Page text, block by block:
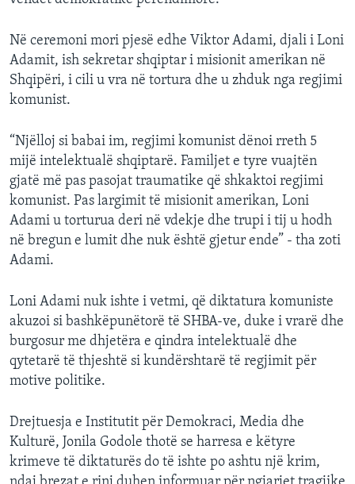
Në ceremoni mori pjesë edhe Viktor Adami, djali i Loni
Adamit, ish sekretar shqiptar i misionit amerikan në
Shqipëri, i cili u vra në tortura dhe u zhduk nga regjimi
komunist.
“Njëlloj si babai im, regjimi komunist dënoi rreth 5
mijë intelektualë shqiptarë. Familjet e tyre vuajtën
gjatë më pas pasojat traumatike që shkaktoi regjimi
komunist. Pas largimit të misionit amerikan, Loni
Adami u torturua deri në vdekje dhe trupi i tij u hodh
në bregun e lumit dhe nuk është gjetur ende” - tha zoti
Adami.
Loni Adami nuk ishte i vetmi, që diktatura komuniste
akuzoi si bashkëpunëtorë të SHBA-ve, duke i vrarë dhe
burgosur me dhjetëra e qindra intelektualë dhe
qytetarë të thjeshtë si kundërshtarë të regjimit për
motive politike.
Drejtuesja e Institutit për Demokraci, Media dhe
Kulturë, Jonila Godole thotë se harresa e këtyre
krimeve të diktaturës do të ishte po ashtu një krim,